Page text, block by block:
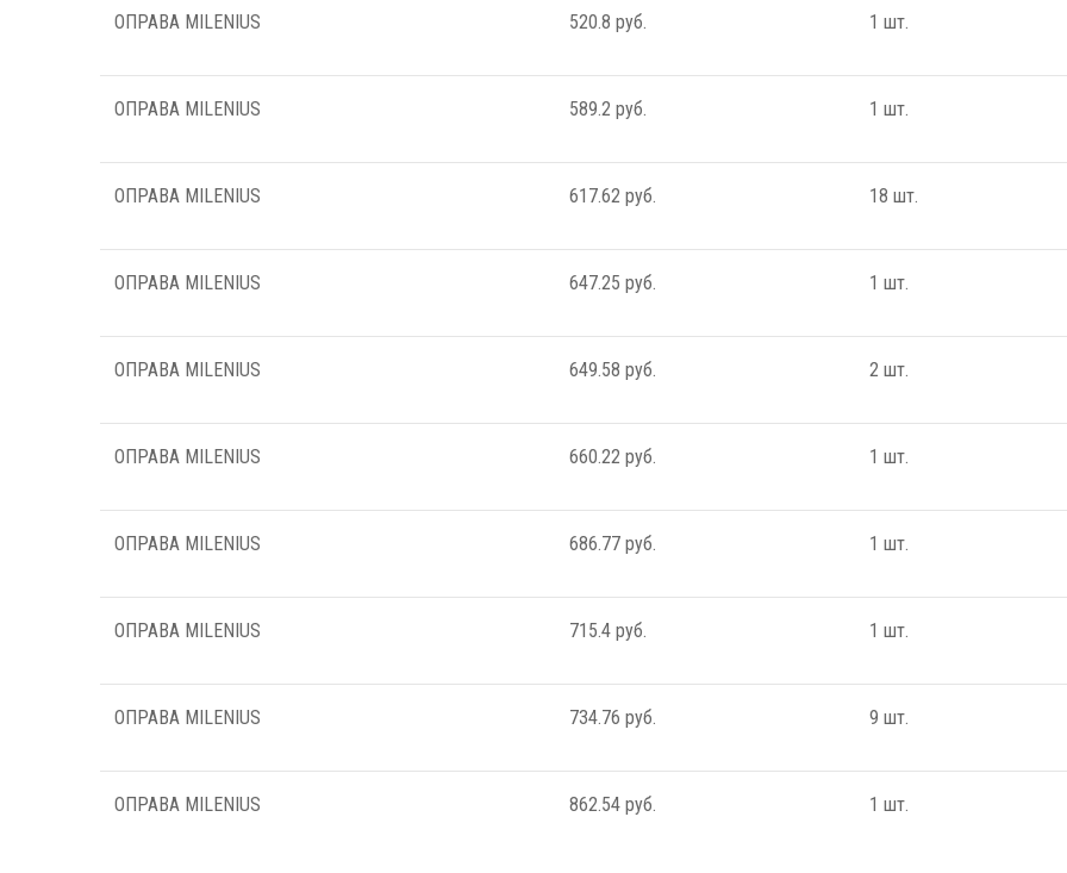
ОПРАВА MILENIUS 520.8 руб. 1 шт.
ОПРАВА MILENIUS 589.2 руб. 1 шт.
ОПРАВА MILENIUS 617.62 руб. 18 шт.
ОПРАВА MILENIUS 647.25 руб. 1 шт.
ОПРАВА MILENIUS 649.58 руб. 2 шт.
ОПРАВА MILENIUS 660.22 руб. 1 шт.
ОПРАВА MILENIUS 686.77 руб. 1 шт.
ОПРАВА MILENIUS 715.4 руб. 1 шт.
ОПРАВА MILENIUS 734.76 руб. 9 шт.
ОПРАВА MILENIUS 862.54 руб. 1 шт.